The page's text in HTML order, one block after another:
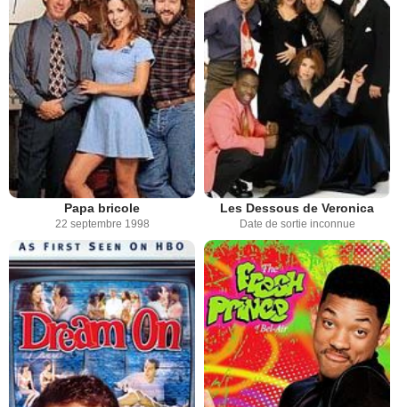
Papa bricole
22 septembre 1998
Les Dessous de Veronica
Date de sortie inconnue